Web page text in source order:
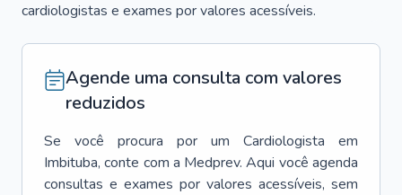
cardiologistas e exames por valores acessíveis.
Agende uma consulta com valores
reduzidos
Se você procura por um Cardiologista
em
Imbituba, conte com a Medprev. Aqui você agenda
consultas e exames por valores acessíveis, sem